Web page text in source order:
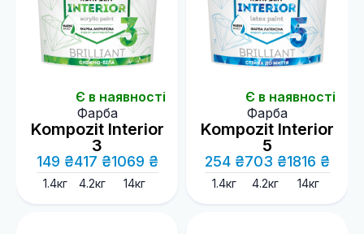
Є в наявності
Фарба
Kompozit Interior
3
149 ₴
1.4кг
417 ₴
4.2кг
1069 ₴
14кг
Є в наявності
Фарба
Kompozit Interior
5
254 ₴
1.4кг
703 ₴
4.2кг
1816 ₴
14кг